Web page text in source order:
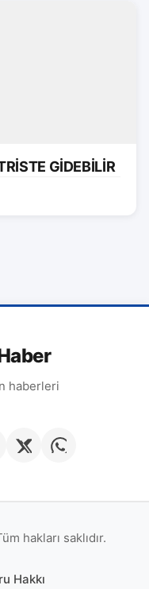
GİDEBİLİR
haberleri
hakları saklıdır.
Hakkı